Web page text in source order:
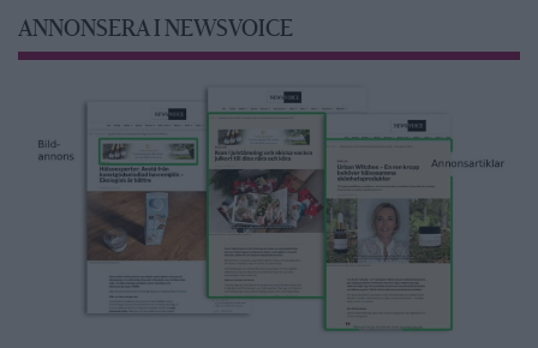
ANNONSERA I NEWSVOICE